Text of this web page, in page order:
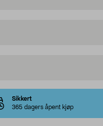
Sikkert
365 dagers åpent kjøp